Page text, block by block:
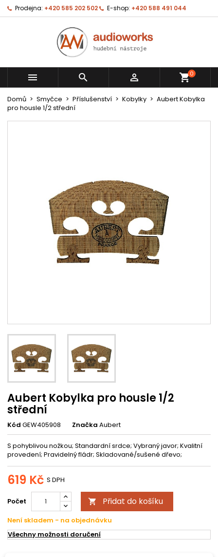
Prodejna: +420 585 202 502 E-shop: +420 588 491 044
   shopping_cart0
Domů Smyčce Příslušenství Kobylky
Aubert Kobylka
pro housle 1/2 střední
Aubert Kobylka pro housle 1/2
střední
Kód GEW405908 Značka Aubert
S pohyblivou nožkou; Standardní srdce; Vybraný javor; Kvalitní
provedení; Pravidelný fládr; Skladované/sušené dřevo;
619 Kč S DPH
Počet  Přidat do košíku
Není skladem - na objednávku
Všechny možnosti doručení